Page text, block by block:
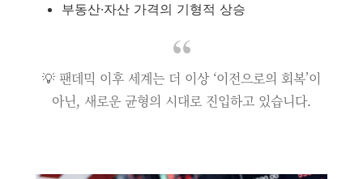
부동산·자산 가격의 기형적 상승
💡 팬데믹 이후 세계는 더 이상 ‘이전으로의 회복’이
아닌, 새로운 균형의 시대로 진입하고 있습니다.